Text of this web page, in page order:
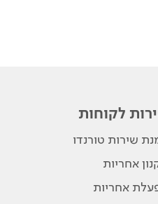
לקוחות
שירות טורנדו
אחריות
אחריות